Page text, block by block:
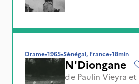
Drame•1965•Sénégal, France•18min
N'Diongane
de Paulin Vieyra et